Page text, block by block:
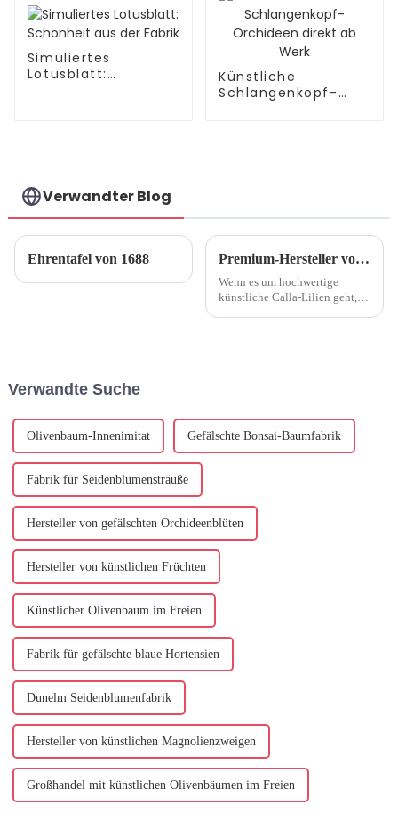
Simuliertes
Lotusblatt:
Künstliche
Schlangenkopf-
Verwandter Blog
Ehrentafel von 1688 Premium-Hersteller von künstlichen Calla-Lilien
Wenn es um hochwertige
künstliche Calla-Lilien geht,
Verwandte Suche
Olivenbaum-Innenimitat Gefälschte Bonsai-Baumfabrik
Fabrik für Seidenblumensträuße
Hersteller von gefälschten Orchideenblüten
Hersteller von künstlichen Früchten
Künstlicher Olivenbaum im Freien
Fabrik für gefälschte blaue Hortensien
Dunelm Seidenblumenfabrik
Hersteller von künstlichen Magnolienzweigen
Großhandel mit künstlichen Olivenbäumen im Freien